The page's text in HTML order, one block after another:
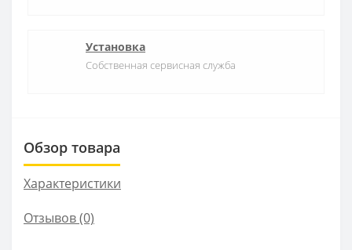
Установка
Собственная сервисная служба
Обзор товара
Характеристики
Отзывов (0)